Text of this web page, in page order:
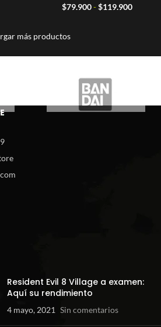
hasta
$79.900-$119.900Rango
más productos
Resident Evil 8 Village a examen:
Aquí su rendimiento
4 mayo, 2021 Sin comentarios